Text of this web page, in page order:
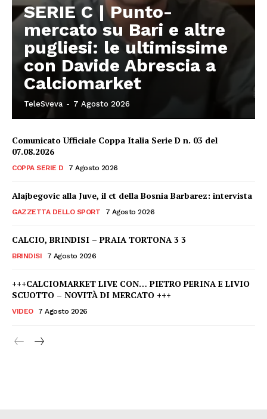
SERIE C | Punto-
mercato su Bari e altre
pugliesi: le ultimissime
con Davide Abrescia a
Calciomarket
TeleSveva - 7 Agosto 2026
Comunicato Ufficiale Coppa Italia Serie D n. 03 del
07.08.2026
COPPA SERIE D 7 Agosto 2026
Alajbegovic alla Juve, il ct della Bosnia Barbarez: intervista
GAZZETTA DELLO SPORT 7 Agosto 2026
CALCIO, BRINDISI – PRAIA TORTONA 3 3
BRINDISI 7 Agosto 2026
+++CALCIOMARKET LIVE CON… PIETRO PERINA E LIVIO
SCUOTTO – NOVITÀ DI MERCATO +++
VIDEO 7 Agosto 2026